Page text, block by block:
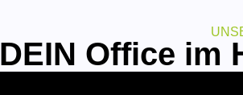
DEIN Office im